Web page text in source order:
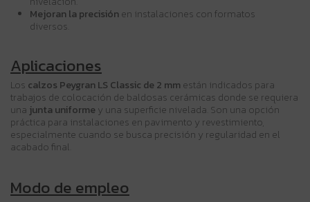
Mejoran la precisión en instalaciones con formatos
diversos.
Aplicaciones
Los calzos Peygran LS Classic de 2 mm están indicados para
trabajos de colocación de baldosas cerámicas donde se requiera
una junta uniforme y una superficie nivelada. Son una opción
práctica para instalaciones en pavimento y revestimiento,
especialmente cuando se busca precisión y regularidad en el
acabado final.
Modo de empleo